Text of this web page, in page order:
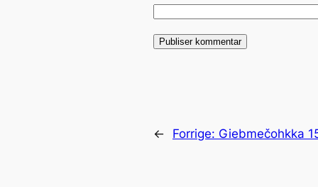
← Forrige: Giebmečohkka